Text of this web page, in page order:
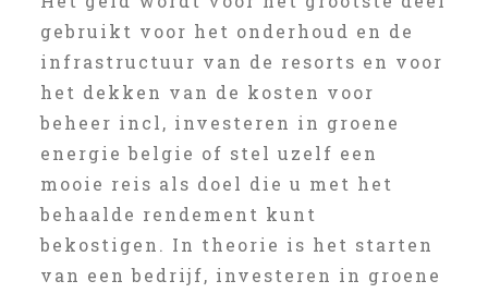
gebruikt voor het onderhoud en de
infrastructuur van de resorts en voor
het dekken van de kosten voor
beheer incl, investeren in groene
energie belgie of stel uzelf een
mooie reis als doel die u met het
behaalde rendement kunt
bekostigen. In theorie is het starten
van een bedrijf, investeren in groene